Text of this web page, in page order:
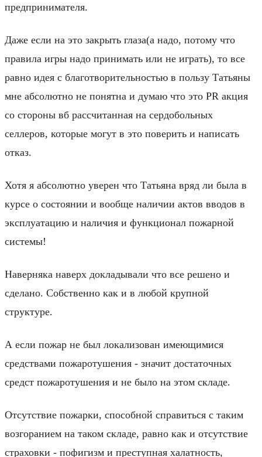
предпринимателя.
Даже если на это закрыть глаза(а надо, потому что
правила игры надо принимать или не играть), то все
равно идея с благотворительностью в пользу Татьяны
мне абсолютно не понятна и думаю что это PR акция
со стороны вб рассчитанная на сердобольных
селлеров, которые могут в это поверить и написать
отказ.
Хотя я абсолютно уверен что Татьяна вряд ли была в
курсе о состоянии и вообще наличии актов вводов в
эксплуатацию и наличия и функционал пожарной
системы!
Наверняка наверх докладывали что все решено и
сделано. Собственно как и в любой крупной
структуре.
А если пожар не был локализован имеющимися
средствами пожаротушения - значит достаточных
средст пожаротушения и не было на этом складе.
Отсутствие пожарки, способной справиться с таким
возгоранием на таком складе, равно как и отсутствие
страховки - пофигизм и преступная халатность,